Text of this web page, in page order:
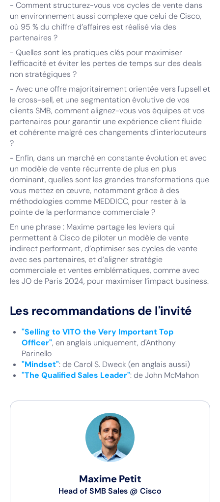
- Comment structurez-vous vos cycles de vente dans
un environnement aussi complexe que celui de Cisco,
où 95 % du chiffre d’affaires est réalisé via des
partenaires ?
- Quelles sont les pratiques clés pour maximiser
l’efficacité et éviter les pertes de temps sur des deals
non stratégiques ?
- Avec une offre majoritairement orientée vers l'upsell et
le cross-sell, et une segmentation évolutive de vos
clients SMB, comment alignez-vous vos équipes et vos
partenaires pour garantir une expérience client fluide
et cohérente malgré ces changements d’interlocuteurs
?
- Enfin, dans un marché en constante évolution et avec
un modèle de vente récurrente de plus en plus
dominant, quelles sont les grandes transformations que
vous mettez en œuvre, notamment grâce à des
méthodologies comme MEDDICC, pour rester à la
pointe de la performance commerciale ?
En une phrase : Maxime partage les leviers qui
permettent à Cisco de piloter un modèle de vente
indirect performant, d’optimiser ses cycles de vente
avec ses partenaires, et d’aligner stratégie
commerciale et ventes emblématiques, comme avec
les JO de Paris 2024, pour maximiser l’impact business.
Les recommandations de l'invité
"Selling to VITO the Very Important Top
Officer", en anglais uniquement, d'Anthony
Parinello
"Mindset": de Carol S. Dweck (en anglais aussi)
"The Qualified Sales Leader": de John McMahon
Maxime Petit
Head of SMB Sales @ Cisco